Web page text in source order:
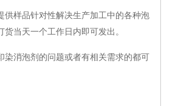
样品针对性解决生产加工中的各种泡
当天一个工作日内即可发出。
消泡剂的问题或者有相关需求的都可